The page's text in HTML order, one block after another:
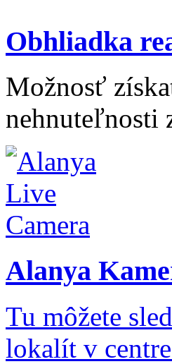
Obhliadka
Možnosť
nehnuteľnosti
Alanya
Tu môžete
lokalít v